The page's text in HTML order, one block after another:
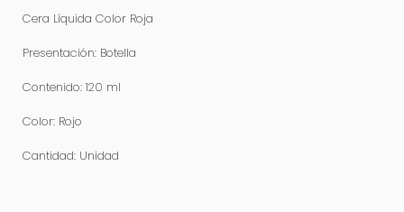
Cera Líquida Color Roja
Presentación: Botella
Contenido: 120 ml
Color: Rojo
Cantidad: Unidad